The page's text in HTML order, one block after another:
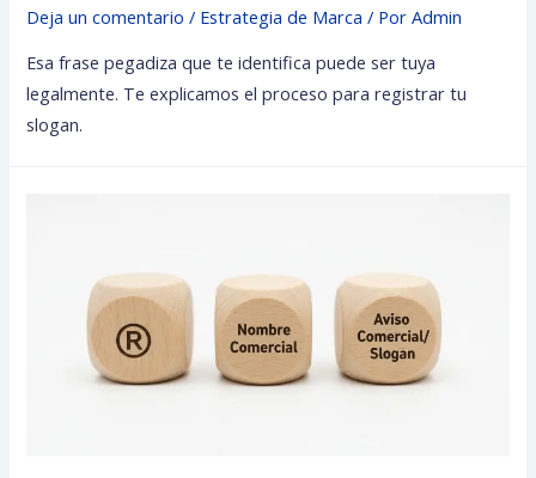
Deja un comentario / Estrategia de Marca / PorAdmin
Esa frase pegadiza que te identifica puede ser tuya
legalmente. Te explicamos el proceso para registrar tu
slogan.